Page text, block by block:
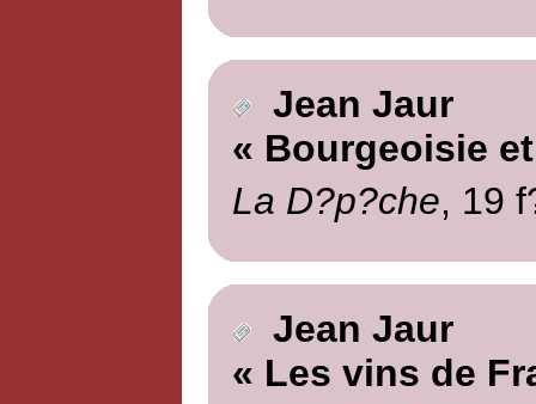
Jean Jaur
« Bourgeoisie
La D?p?che, 19
Jean Jaur
« Les vins de